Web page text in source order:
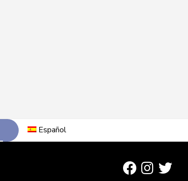
Español